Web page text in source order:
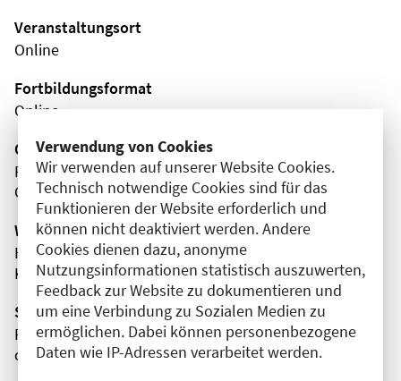
Verwendung von Cookies
Wir verwenden auf unserer Website Cookies.
Technisch notwendige Cookies sind für das
Funktionieren der Website erforderlich und
können nicht deaktiviert werden. Andere
Cookies dienen dazu, anonyme
Nutzungsinformationen statistisch auszuwerten,
Feedback zur Website zu dokumentieren und
um eine Verbindung zu Sozialen Medien zu
ermöglichen. Dabei können personenbezogene
Daten wie IP-Adressen verarbeitet werden.
Veranstaltungsort
Online
Fortbildungsformat
Online
Organisator(en)
Pfizer Pharma GmbH
CME-Team
Wissenschaftliche Leitung
Herr Prof. Dr. med. Christoph Rischpler
Klinikum Stuttgart
Sponsor(en)
Pfizer Pharma GmbH
cme-Team